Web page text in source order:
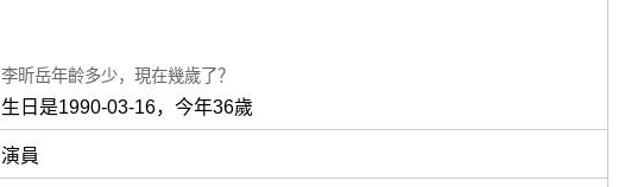
李昕岳年齡多少，現在幾歲了？
生日是1990-03-16，今年36歲
演員